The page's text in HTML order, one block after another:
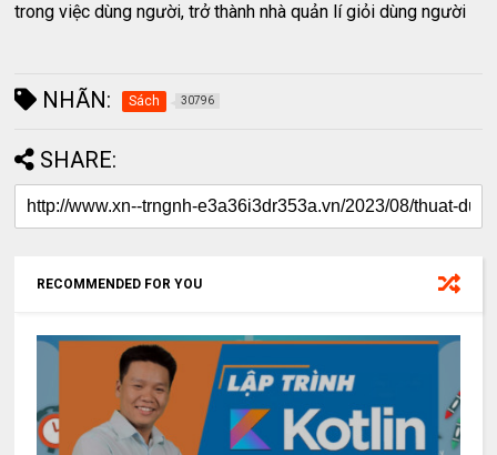
trong việc dùng người, trở thành nhà quản lí giỏi dùng người
NHÃN: Sách 30796
SHARE:
RECOMMENDED FOR YOU